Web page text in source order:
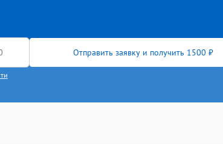
Отправить заявку и получить 1500 ₽